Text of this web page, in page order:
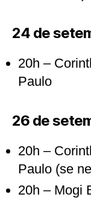
24 de
20h –
Paulo
26 de
20h –
Paulo (se
20h – Mogi